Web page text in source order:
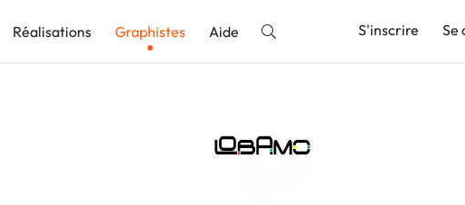
Réalisations Graphistes Aide S'inscrire Se